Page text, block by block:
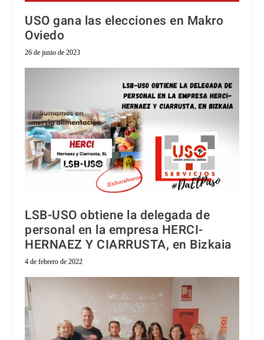
USO gana las elecciones en Makro
Oviedo
26 de junio de 2023
LSB-USO obtiene la delegada de
personal en la empresa HERCI-
HERNAEZ Y CIARRUSTA, en Bizkaia
4 de febrero de 2022